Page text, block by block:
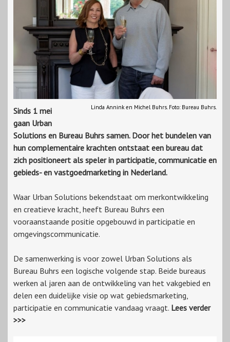
Linda Annink en Michel Buhrs. Foto: Bureau Buhrs.
Sinds 1 mei
gaan Urban
Solutions en Bureau Buhrs samen. Door het bundelen van
hun complementaire krachten ontstaat een bureau dat
zich positioneert als speler in participatie, communicatie en
gebieds- en vastgoedmarketing in Nederland.
Waar Urban Solutions bekendstaat om merkontwikkeling
en creatieve kracht, heeft Bureau Buhrs een
vooraanstaande positie opgebouwd in participatie en
omgevingscommunicatie.
De samenwerking is voor zowel Urban Solutions als
Bureau Buhrs een logische volgende stap. Beide bureaus
werken al jaren aan de ontwikkeling van het vakgebied en
delen een duidelijke visie op wat gebiedsmarketing,
participatie en communicatie vandaag vraagt. Lees verder
>>>